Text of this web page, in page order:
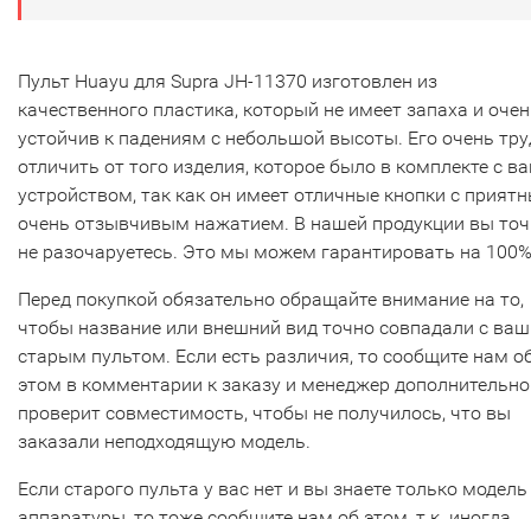
Пульт Huayu для Supra JH-11370 изготовлен из
качественного пластика, который не имеет запаха и
устойчив к падениям с небольшой высоты. Его очень
отличить от того изделия, которое было в комплекте с
устройством, так как он имеет отличные кнопки с
очень отзывчивым нажатием. В нашей продукции вы
не разочаруетесь. Это мы можем гарантировать на
Перед покупкой обязательно обращайте внимание на то,
чтобы название или внешний вид точно совпадали с
старым пультом. Если есть различия, то сообщите нам
этом в комментарии к заказу и менеджер дополнительно
проверит совместимость, чтобы не получилось, что вы
заказали неподходящую модель.
Если старого пульта у вас нет и вы знаете только модель